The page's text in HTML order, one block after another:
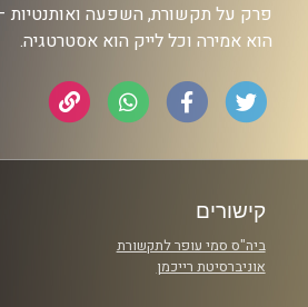
פרק על תקשורת, השפעה ואותנטיות
הוא אמירה וכל לייק הוא אסטרטגיה.
קישורים
ביה"ס סמי עופר לתקשורת
אוניברסיטת רייכמן